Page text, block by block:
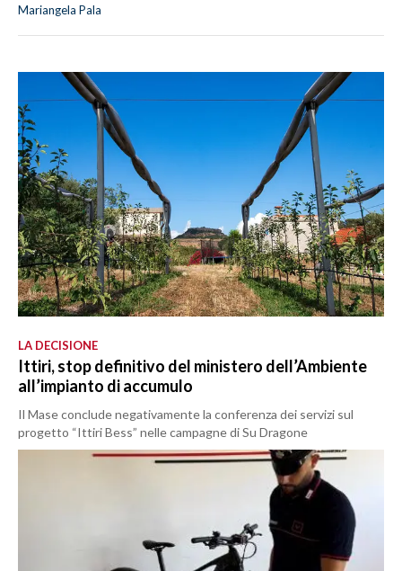
Mariangela Pala
LA DECISIONE
Ittiri, stop definitivo del ministero dell’Ambiente
all’impianto di accumulo
Il Mase conclude negativamente la conferenza dei servizi sul
progetto “Ittiri Bess” nelle campagne di Su Dragone